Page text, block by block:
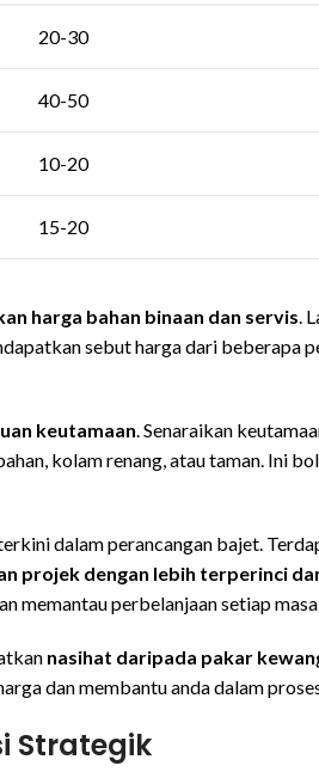
20-30
40-50
10-20
15-20
harga bahan binaan dan servis.
sebut harga dari
keutamaan. Senaraikan
kolam renang, atau taman. Ini
dalam perancangan bajet.
projek dengan lebih terperinci
memantau perbelanjaan setiap
nasihat daripada pakar
dan membantu anda dalam
Strategik